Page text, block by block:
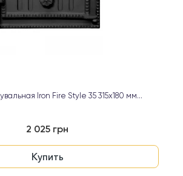
Iron Fire Style 35 315х180 мм...
2 025 грн
Купить